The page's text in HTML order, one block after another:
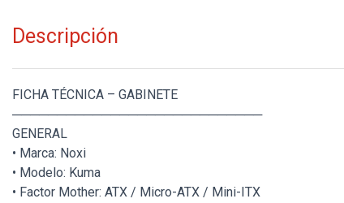
Descripción
FICHA TÉCNICA – GABINETE
────────────────────────────
GENERAL
• Marca: Noxi
• Modelo: Kuma
• Factor Mother: ATX / Micro-ATX / Mini-ITX